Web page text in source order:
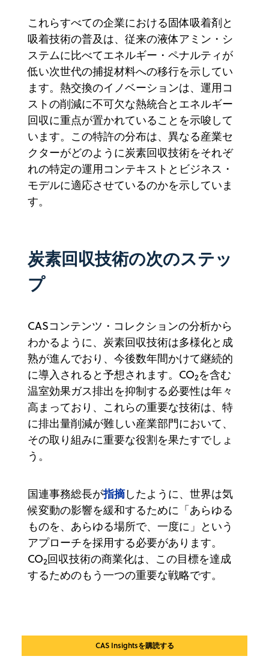
これらすべての企業における固体吸着剤と
吸着技術の普及は、従来の液体アミン・シ
ステムに比べてエネルギー・ペナルティが
低い次世代の捕捉材料への移行を示してい
ます。熱交換のイノベーションは、運用コ
ストの削減に不可欠な熱統合とエネルギー
回収に重点が置かれていることを示唆して
います。この特許の分布は、異なる産業セ
クターがどのように炭素回収技術をそれぞ
れの特定の運用コンテキストとビジネス・
モデルに適応させているのかを示していま
す。
炭素回収技術の次のステッ
プ
CASコンテンツ・コレクションの分析から
わかるように、炭素回収技術は多様化と成
熟が進んでおり、今後数年間かけて継続的
に導入されると予想されます。CO2を含む
温室効果ガス排出を抑制する必要性は年々
高まっており、これらの重要な技術は、特
に排出量削減が難しい産業部門において、
その取り組みに重要な役割を果たすでしょ
う。
国連事務総長が指摘したように、世界は気
候変動の影響を緩和するために「あらゆる
ものを、あらゆる場所で、一度に」という
アプローチを採用する必要があります。
CO2回収技術の商業化は、この目標を達成
するためのもう一つの重要な戦略です。
CAS Insightsを購読する